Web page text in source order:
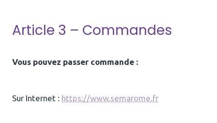
Article 3 – Commandes
Vous pouvez passer commande :
Sur Internet : https://www.semarome.fr